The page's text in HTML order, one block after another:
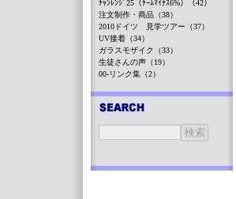
ﾁｬﾝﾚﾝｼﾞ25（ﾁｰﾑﾏｲﾅｽ6%）（42）
注文制作・商品（38）
2010ドイツ 見学ツアー（37）
UV接着（34）
ガラスモザイク（33）
生徒さんの声（19）
00-リンク集（2）